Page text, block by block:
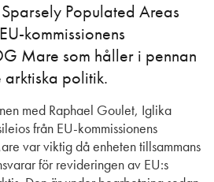
Populated Areas
kommissionens
Mare som håller i pennan
arktiska politik.
en med Raphael Goulet, Iglika
från EU-kommissionens
var viktig dåenhetentillsammans
för revideringen av EU:s